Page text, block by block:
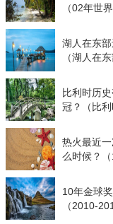
（02年世
湖人在东
（湖人在
比利时历
冠？（比
热火最近
么时候？（
10年金球
（2010-